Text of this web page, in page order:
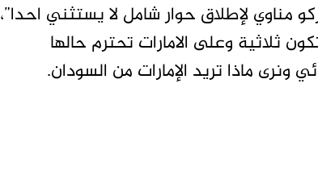
مناوي لإطلاق حوار شامل لا يستثني احدا”،
ثلاثية وعلى الامارات تحترم حالها
ماذا تريد الإمارات من السودان.